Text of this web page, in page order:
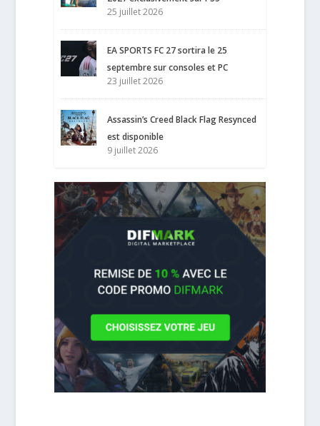
25 juillet 2026
EA SPORTS FC 27 sortira le 25
septembre sur consoles et PC
23 juillet 2026
Assassin’s Creed Black Flag Resynced
est disponible
9 juillet 2026